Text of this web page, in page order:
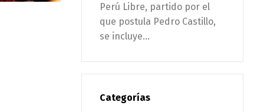
Perú Libre, partido por el
que postula Pedro Castillo,
se incluye...
Categorías